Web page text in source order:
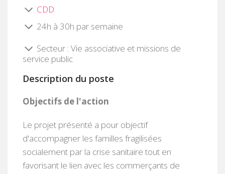
CDD
24h à 30h par semaine
Secteur : Vie associative et missions de
service public
Description du poste
Objectifs de l'action
Le projet présenté a pour objectif
d'accompagner les familles fragilisées
socialement par la crise sanitaire tout en
favorisant le lien avec les commerçants de